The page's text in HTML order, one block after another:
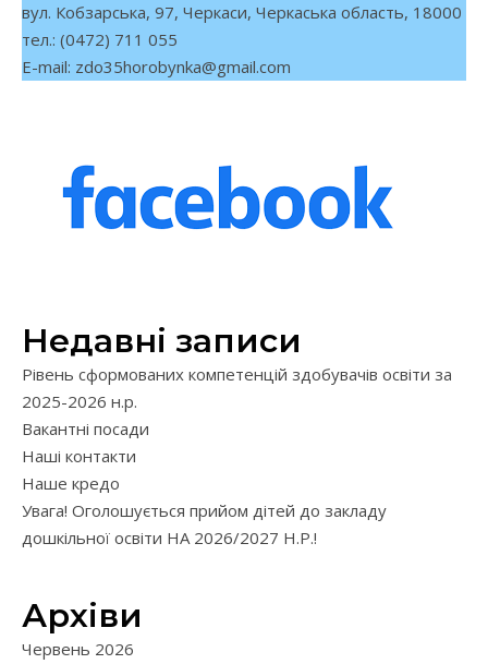
вул. Кобзарська, 97, Черкаси, Черкаська область, 18000
тел.: (0472) 711 055
E-mail: zdo35horobynka@gmail.com
Недавні записи
Рівень сформованих компетенцій здобувачів освіти за
2025-2026 н.р.
Вакантні посади
Наші контакти
Наше кредо
Увага! Оголошується прийом дітей до закладу
дошкільної освіти НА 2026/2027 Н.Р.!
Архіви
Червень 2026